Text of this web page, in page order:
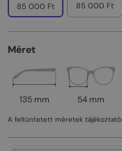
85 000 Ft 85 000 Ft
Méret
135 mm 54 mm
A feltüntetett méretek